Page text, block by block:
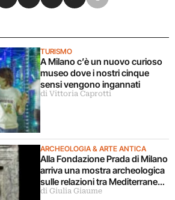
TURISMO
A Milano c’è un nuovo curioso
museo dove i nostri cinque
sensi vengono ingannati
di Vittoria Caprotti
ARCHEOLOGIA & ARTE ANTICA
Alla Fondazione Prada di Milano
arriva una mostra archeologica
sulle relazioni tra Mediterraneo
e Asia
di Giulia Giaume